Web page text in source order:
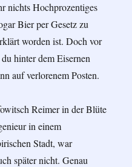
nichts Hochprozentiges
Bier per Gesetz zu
worden ist. Doch vor
hinter dem Eisernen
auf verlorenem Posten.
Reimer in der Blüte
in einem
Stadt, war
später nicht. Genau